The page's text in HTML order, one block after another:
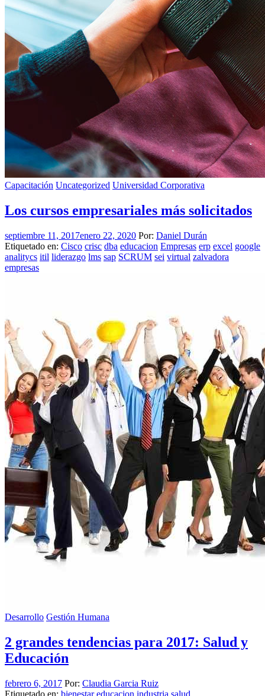
Capacitación Uncategorized Universidad Corporativa
Los cursos empresariales más solicitados
septiembre 11, 2017enero 22, 2020 Por: Daniel Durán
Etiquetado en: Cisco crisc dba educacion Empresas erp excel google
analitycs itil liderazgo lms sap SCRUM sei virtual zalvadora
empresas
Desarrollo Gestión Humana
2 grandes tendencias para 2017: Salud y
Educación
febrero 6, 2017 Por: Claudia Garcia Ruiz
Etiquetado en: bienestar educacion industria salud